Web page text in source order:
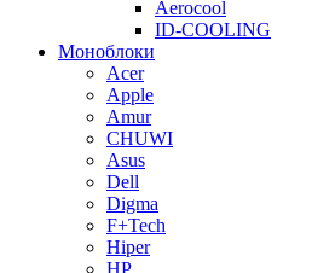
Aerocool
ID-COOLING
Моноблоки
Acer
Apple
Amur
CHUWI
Asus
Dell
Digma
F+Tech
Hiper